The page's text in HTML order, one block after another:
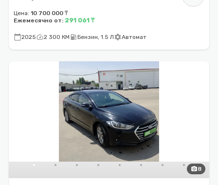
Цена: 10 700 000 ₸
Ежемесячно от: 291 061 ₸
calendar_today2025speed2 300 КМ local_gas_stationБензин, 1.5 ЛsettingsАвтомат
photo_camera8